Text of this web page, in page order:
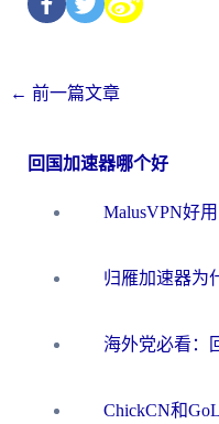
← 前一篇文章
回国加速器哪个好